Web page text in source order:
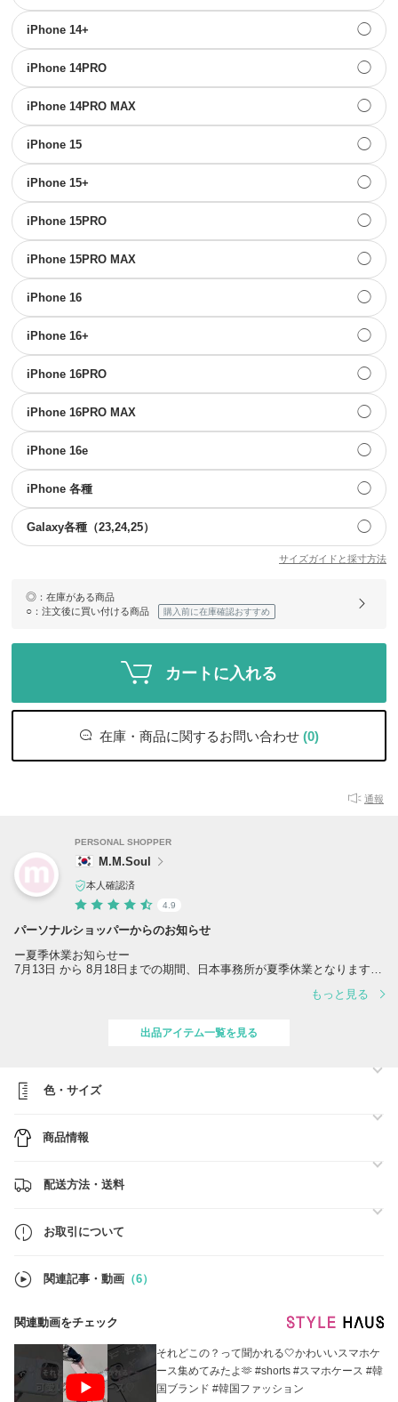
iPhone 14+ ◯
iPhone 14PRO ◯
iPhone 14PRO MAX ◯
iPhone 15 ◯
iPhone 15+ ◯
iPhone 15PRO ◯
iPhone 15PRO MAX ◯
iPhone 16 ◯
iPhone 16+ ◯
iPhone 16PRO ◯
iPhone 16PRO MAX ◯
iPhone 16e ◯
iPhone 各種 ◯
Galaxy各種（23,24,25） ◯
サイズガイドと採寸方法
◎ ：在庫がある商品
○ ：注文後に買い付ける商品 購入前に在庫確認おすすめ
カートに入れる
在庫・商品に関するお問い合わせ (0)
通報
PERSONAL SHOPPER
M.M.Soul
本人確認済
4.9
パーソナルショッパーからのお知らせ
ー夏季休業お知らせー
7月13日 から 8月18日までの期間、日本事務所が夏季休業となります。
内からの発送ではなく、韓国より「Kpacket（国際郵便）」にてお客様
料などのご負担はございません。
２点の商品ご購入時に１点目の商品が割引になるクーポンになります
2点ご購入の場合は期間限定で現在４00円クーポンを発行しておりま
もっと見る
出品アイテム一覧を見る
色・サイズ
商品情報
配送方法・送料
お取引について
関連記事・動画 （6）
関連動画をチェック
それどこの？って聞かれる🤍かわいいスマホケ
ース集めてみたよ🫶 #shorts #スマホケース #韓
国ブランド #韓国ファッション